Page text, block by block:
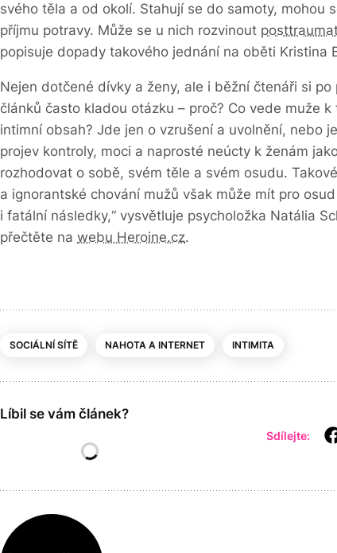
svého těla a od okolí. Stahují se do samoty, mohou
příjmu potravy. Může se u nich rozvinout
popisuje dopady takového jednání na oběti Kristina
Nejen dotčené dívky a ženy, ale i běžní čtenáři si
článků často kladou otázku – proč? Co vede muže
intimní obsah? Jde jen o vzrušení a uvolnění, nebo
projev kontroly, moci a naprosté neúcty k ženám
rozhodovat o sobě, svém těle a svém osudu. Takové
a ignorantské chování mužů však může mít pro
i fatální následky,“ vysvětluje psycholožka Natália
přečtěte na webu Heroine.cz.
SOCIÁLNÍ SÍTĚ NAHOTA A INTERNET INTIMITA
Líbil se vám článek?
Sdílejte: